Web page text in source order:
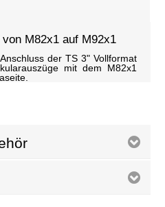
M82x1 auf M92x1
der TS 3" Vollformat
mit dem M82x1